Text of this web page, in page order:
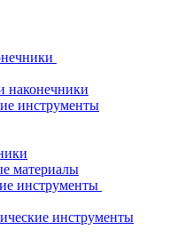
наконечники
инструменты
материалы
инструменты
инструменты